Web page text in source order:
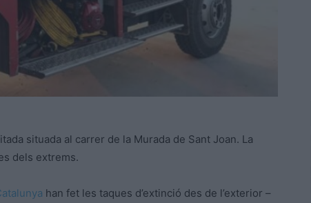
situada al carrer de la Murada de Sant Joan. La
dels extrems.
han fet les taques d’extinció des de l’exterior –